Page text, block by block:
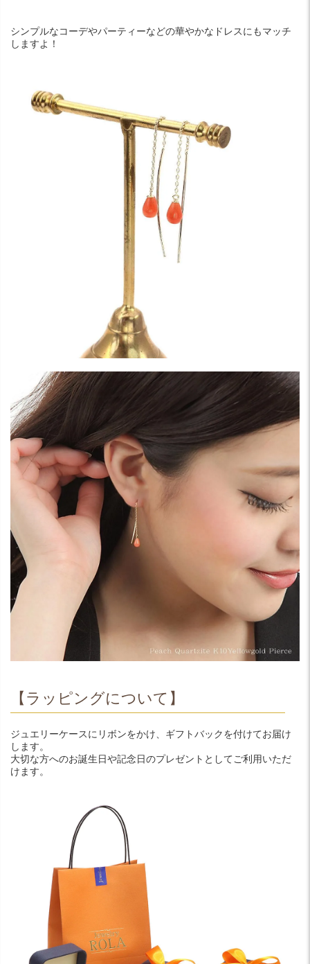
シンプルなコーデやパーティーなどの華やかなドレスにもマッチ
しますよ！
【ラッピングについて】
ジュエリーケースにリボンをかけ、ギフトバックを付けてお届け
します。
大切な方へのお誕生日や記念日のプレゼントとしてご利用いただ
けます。